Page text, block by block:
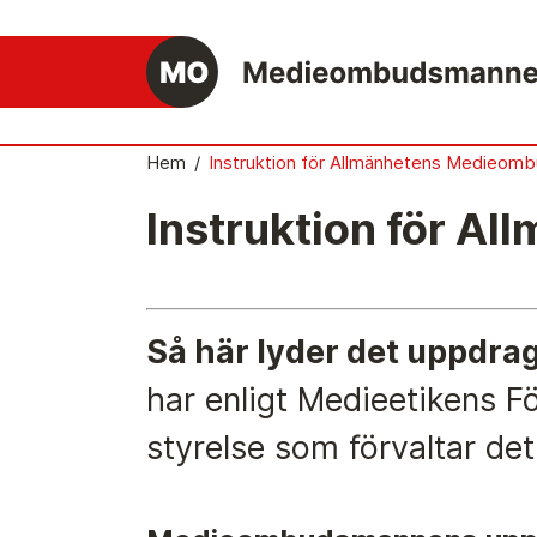
Det medieetiska systemet
besluten
Publicitetsreglerna – grunden i det
medieetiska systemet
Caspar Opitz är MO
Hem / Instruktion för Allmänhetens
Instruktion för
Så här lyder det
har enligt Medieetikens
styrelse som förvaltar